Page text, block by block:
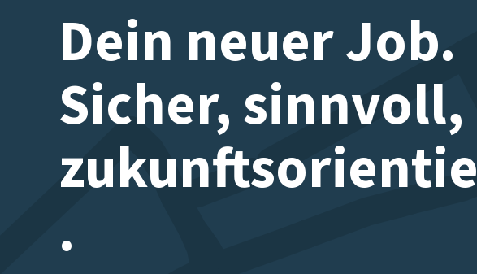
Dein neuer Job.
Sicher, sinnvoll,
.